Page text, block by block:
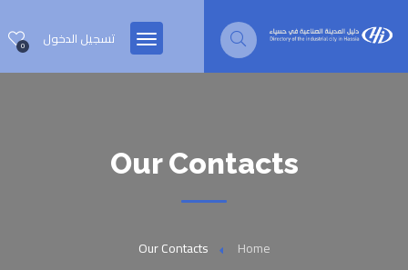
0 تسجيل الدخول
Our Contacts
Home
Our Contacts